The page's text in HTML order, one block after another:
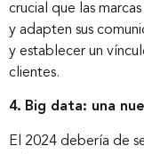
crucial que las
y adapten sus
y establecer un
clientes.
4. Big data: una
El 2024 debería de